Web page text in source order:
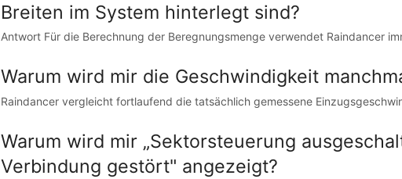
Breiten im System hinterlegt sind?
Antwort Für die Berechnung der Beregnungsmenge verwendet Raindancer
Warum wird mir die Geschwindigkeit
Raindancer vergleicht fortlaufend die tatsächlich gemessene
Warum wird mir „Sektorsteuerung
Verbindung gestört" angezeigt?